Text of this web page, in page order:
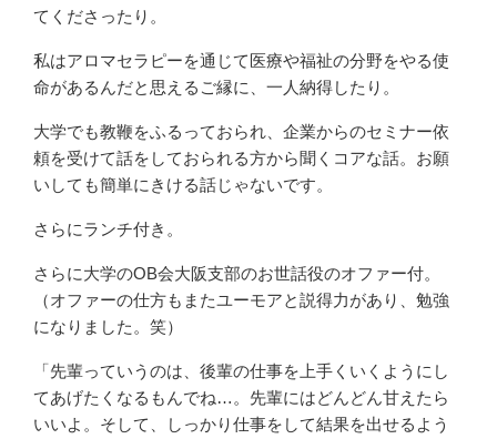
てくださったり。
私はアロマセラピーを通じて医療や福祉の分野をやる使
命があるんだと思えるご縁に、一人納得したり。
大学でも教鞭をふるっておられ、企業からのセミナー依
頼を受けて話をしておられる方から聞くコアな話。お願
いしても簡単にきける話じゃないです。
さらにランチ付き。
さらに大学のOB会大阪支部のお世話役のオファー付。
（オファーの仕方もまたユーモアと説得力があり、勉強
になりました。笑）
「先輩っていうのは、後輩の仕事を上手くいくようにし
てあげたくなるもんでね…。先輩にはどんどん甘えたら
いいよ。そして、しっかり仕事をして結果を出せるよう